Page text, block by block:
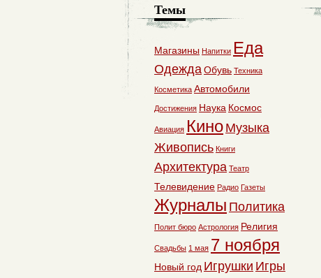
Темы
Магазины Напитки Еда
ОдеждаОбувь Техника
Косметика Автомобили
Достижения Наука Космос
Авиация Кино Музыка
Живопись Книги
Архитектура Театр
Телевидение Радио Газеты
Журналы Политика
Полит бюро Астрология Религия
Свадьбы 1 мая 7 ноября
Новый год Игрушки Игры